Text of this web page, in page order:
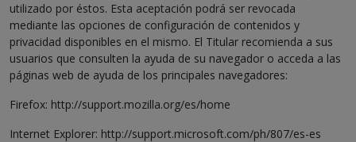
utilizado por éstos. Esta aceptación podrá ser revocada
mediante las opciones de configuración de contenidos y
privacidad disponibles en el mismo. El Titular recomienda a sus
usuarios que consulten la ayuda de su navegador o acceda a las
páginas web de ayuda de los principales navegadores:
Firefox: http://support.mozilla.org/es/home
Internet Explorer: http://support.microsoft.com/ph/807/es-es